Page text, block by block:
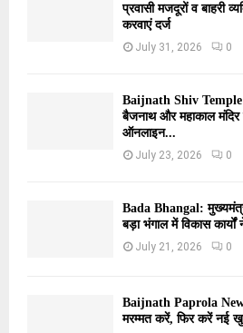
प्रवासी मजदूरों व बाहरी
करवाएं दर्ज
July 31, 2026 0
Baijnath Shiv Temple
बैजनाथ और महाकाल मंदिर
ऑनलाइन...
July 23, 2026 0
Bada Bhangal:
बड़ा भंगाल में विकास
July 21, 2026 0
Baijnath Paprola
मरम्मत करें, फिर करें नई